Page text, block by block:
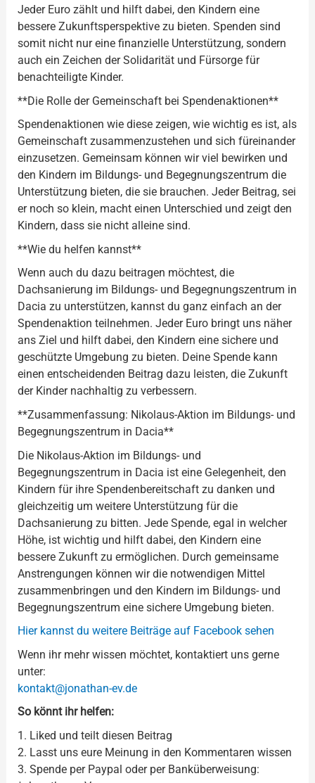
Jeder Euro zählt und hilft dabei, den Kindern eine
bessere Zukunftsperspektive zu bieten. Spenden sind
somit nicht nur eine finanzielle Unterstützung, sondern
auch ein Zeichen der Solidarität und Fürsorge für
benachteiligte Kinder.
**Die Rolle der Gemeinschaft bei Spendenaktionen**
Spendenaktionen wie diese zeigen, wie wichtig es ist, als
Gemeinschaft zusammenzustehen und sich füreinander
einzusetzen. Gemeinsam können wir viel bewirken und
den Kindern im Bildungs- und Begegnungszentrum die
Unterstützung bieten, die sie brauchen. Jeder Beitrag, sei
er noch so klein, macht einen Unterschied und zeigt den
Kindern, dass sie nicht alleine sind.
**Wie du helfen kannst**
Wenn auch du dazu beitragen möchtest, die
Dachsanierung im Bildungs- und Begegnungszentrum in
Dacia zu unterstützen, kannst du ganz einfach an der
Spendenaktion teilnehmen. Jeder Euro bringt uns näher
ans Ziel und hilft dabei, den Kindern eine sichere und
geschützte Umgebung zu bieten. Deine Spende kann
einen entscheidenden Beitrag dazu leisten, die Zukunft
der Kinder nachhaltig zu verbessern.
**Zusammenfassung: Nikolaus-Aktion im Bildungs- und
Begegnungszentrum in Dacia**
Die Nikolaus-Aktion im Bildungs- und
Begegnungszentrum in Dacia ist eine Gelegenheit, den
Kindern für ihre Spendenbereitschaft zu danken und
gleichzeitig um weitere Unterstützung für die
Dachsanierung zu bitten. Jede Spende, egal in welcher
Höhe, ist wichtig und hilft dabei, den Kindern eine
bessere Zukunft zu ermöglichen. Durch gemeinsame
Anstrengungen können wir die notwendigen Mittel
zusammenbringen und den Kindern im Bildungs- und
Begegnungszentrum eine sichere Umgebung bieten.
Hier kannst du weitere Beiträge auf Facebook sehen
Wenn ihr mehr wissen möchtet, kontaktiert uns gerne
unter:
kontakt@jonathan-ev.de
So könnt ihr helfen:
1. Liked und teilt diesen Beitrag
2. Lasst uns eure Meinung in den Kommentaren wissen
3. Spende per Paypal oder per Banküberweisung: